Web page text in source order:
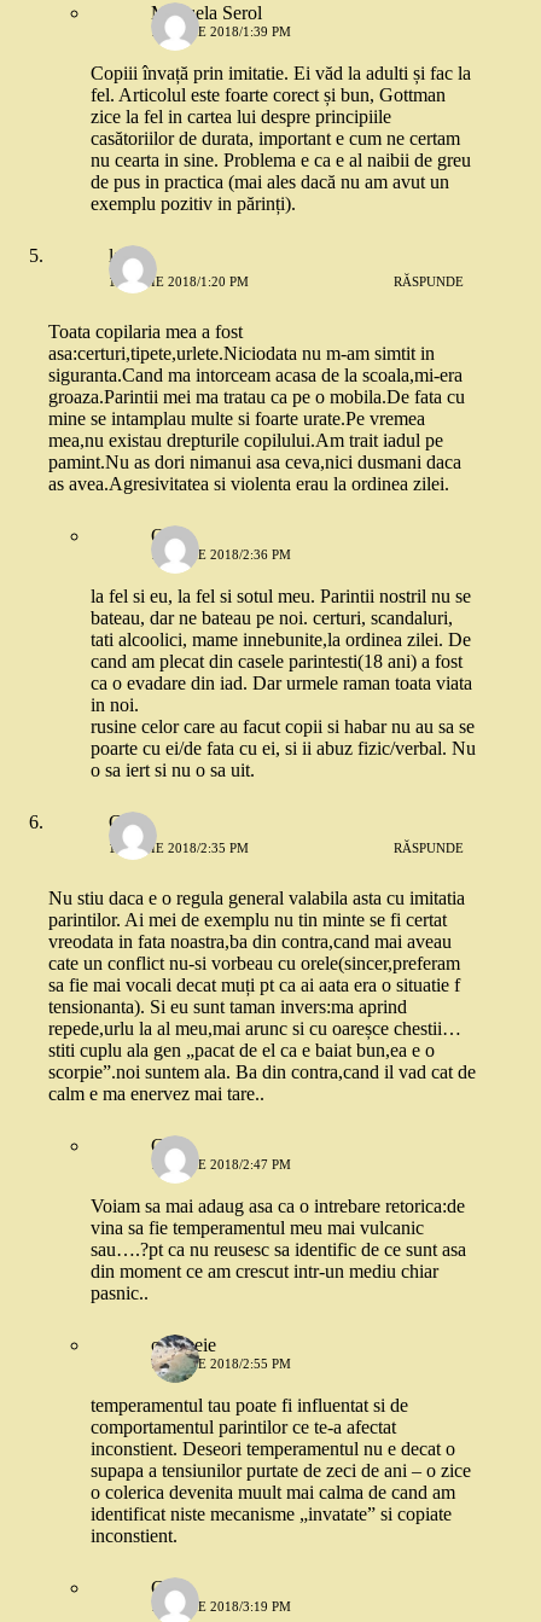
Manuela Serol
18 IUNIE 2018/1:39 PM
Copiii învață prin imitatie. Ei văd la adulti și fac la
fel. Articolul este foarte corect și bun, Gottman
zice la fel in cartea lui despre principiile
casătoriilor de durata, important e cum ne certam
nu cearta in sine. Problema e ca e al naibii de greu
de pus in practica (mai ales dacă nu am avut un
exemplu pozitiv in părinți).
laura
18 IUNIE 2018/1:20 PM RĂSPUNDE
Toata copilaria mea a fost
asa:certuri,tipete,urlete.Niciodata nu m-am simtit in
siguranta.Cand ma intorceam acasa de la scoala,mi-era
groaza.Parintii mei ma tratau ca pe o mobila.De fata cu
mine se intamplau multe si foarte urate.Pe vremea
mea,nu existau drepturile copilului.Am trait iadul pe
pamint.Nu as dori nimanui asa ceva,nici dusmani daca
as avea.Agresivitatea si violenta erau la ordinea zilei.
Oana
18 IUNIE 2018/2:36 PM
la fel si eu, la fel si sotul meu. Parintii nostril nu se
bateau, dar ne bateau pe noi. certuri, scandaluri,
tati alcoolici, mame innebunite,la ordinea zilei. De
cand am plecat din casele parintesti(18 ani) a fost
ca o evadare din iad. Dar urmele raman toata viata
in noi.
rusine celor care au facut copii si habar nu au sa se
poarte cu ei/de fata cu ei, si ii abuz fizic/verbal. Nu
o sa iert si nu o sa uit.
Geo
18 IUNIE 2018/2:35 PM RĂSPUNDE
Nu stiu daca e o regula general valabila asta cu imitatia
parintilor. Ai mei de exemplu nu tin minte se fi certat
vreodata in fata noastra,ba din contra,cand mai aveau
cate un conflict nu-si vorbeau cu orele(sincer,preferam
sa fie mai vocali decat muți pt ca ai aata era o situatie f
tensionanta). Si eu sunt taman invers:ma aprind
repede,urlu la al meu,mai arunc si cu oareșce chestii…
stiti cuplu ala gen „pacat de el ca e baiat bun,ea e o
scorpie”.noi suntem ala. Ba din contra,cand il vad cat de
calm e ma enervez mai tare..
Geo
18 IUNIE 2018/2:47 PM
Voiam sa mai adaug asa ca o intrebare retorica:de
vina sa fie temperamentul meu mai vulcanic
sau….?pt ca nu reusesc sa identific de ce sunt asa
din moment ce am crescut intr-un mediu chiar
pasnic..
o femeie
18 IUNIE 2018/2:55 PM
temperamentul tau poate fi influentat si de
comportamentul parintilor ce te-a afectat
inconstient. Deseori temperamentul nu e decat o
supapa a tensiunilor purtate de zeci de ani – o zice
o colerica devenita muult mai calma de cand am
identificat niste mecanisme „invatate” si copiate
inconstient.
Geo
18 IUNIE 2018/3:19 PM